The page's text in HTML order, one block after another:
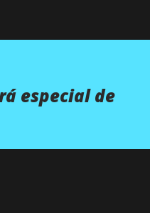
especial de